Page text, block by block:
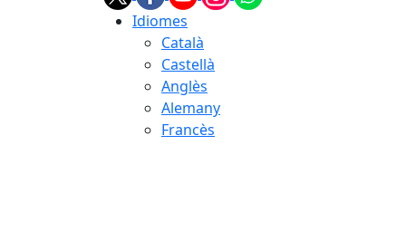
Idiomes
Català
Castellà
Anglès
Alemany
Francès